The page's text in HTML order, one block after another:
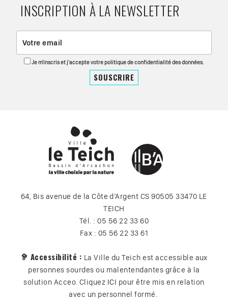
INSCRIPTION À LA NEWSLETTER
Je m'inscris et j'accepte votre politique de confidentialité des données.
64, Bis avenue de la Côte d’Argent CS 90505 33470 LE
TEICH
Tél. : 05 56 22 33 60
Fax : 05 56 22 33 61
🦻 Accessibilité : La Ville du Teich est accessible aux
personnes sourdes ou malentendantes grâce à la
solution Acceo. Cliquez ICI pour être mis en relation
avec un personnel formé.